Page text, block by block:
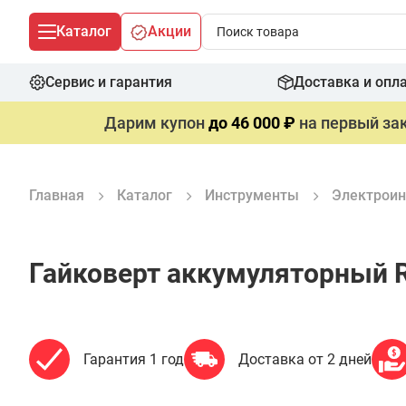
Каталог Акции
Сервис и гарантия Доставка и
Дарим купондо 46 000 ₽ на первый
Главная Каталог Инструменты
Гайковерт аккумуляторный
Гарантия 1 год Доставка от 2 дней